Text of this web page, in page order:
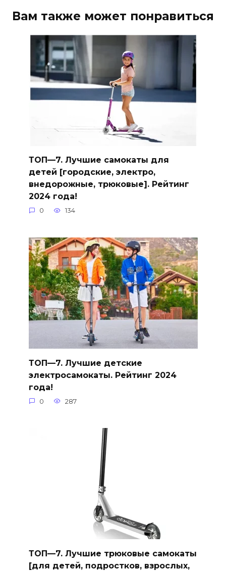
Вам также может понравиться
ТОП—7. Лучшие самокаты для
детей [городские, электро,
внедорожные, трюковые]. Рейтинг
2024 года!
0 134
ТОП—7. Лучшие детские
электросамокаты. Рейтинг 2024
года!
0 287
ТОП—7. Лучшие трюковые самокаты
[для детей, подростков, взрослых,